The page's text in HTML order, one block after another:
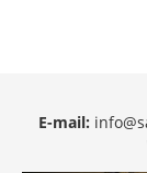
E-mail: